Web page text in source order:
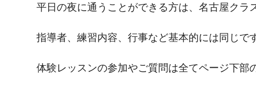
平日の夜に通うことができる方は、名古屋クラ
指導者、練習内容、行事など基本的には同じで
体験レッスンの参加やご質問は全てページ下部